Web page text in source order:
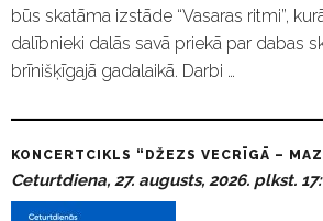
būs skatāma izstāde “Vasaras ritmi”, kurā
dalībnieki dalās savā priekā par dabas
brīnišķīgajā gadalaikā. Darbi …
KONCERTCIKLS “DŽEZS VECRĪGĀ –
Ceturtdiena, 27. augusts, 2026. plkst.